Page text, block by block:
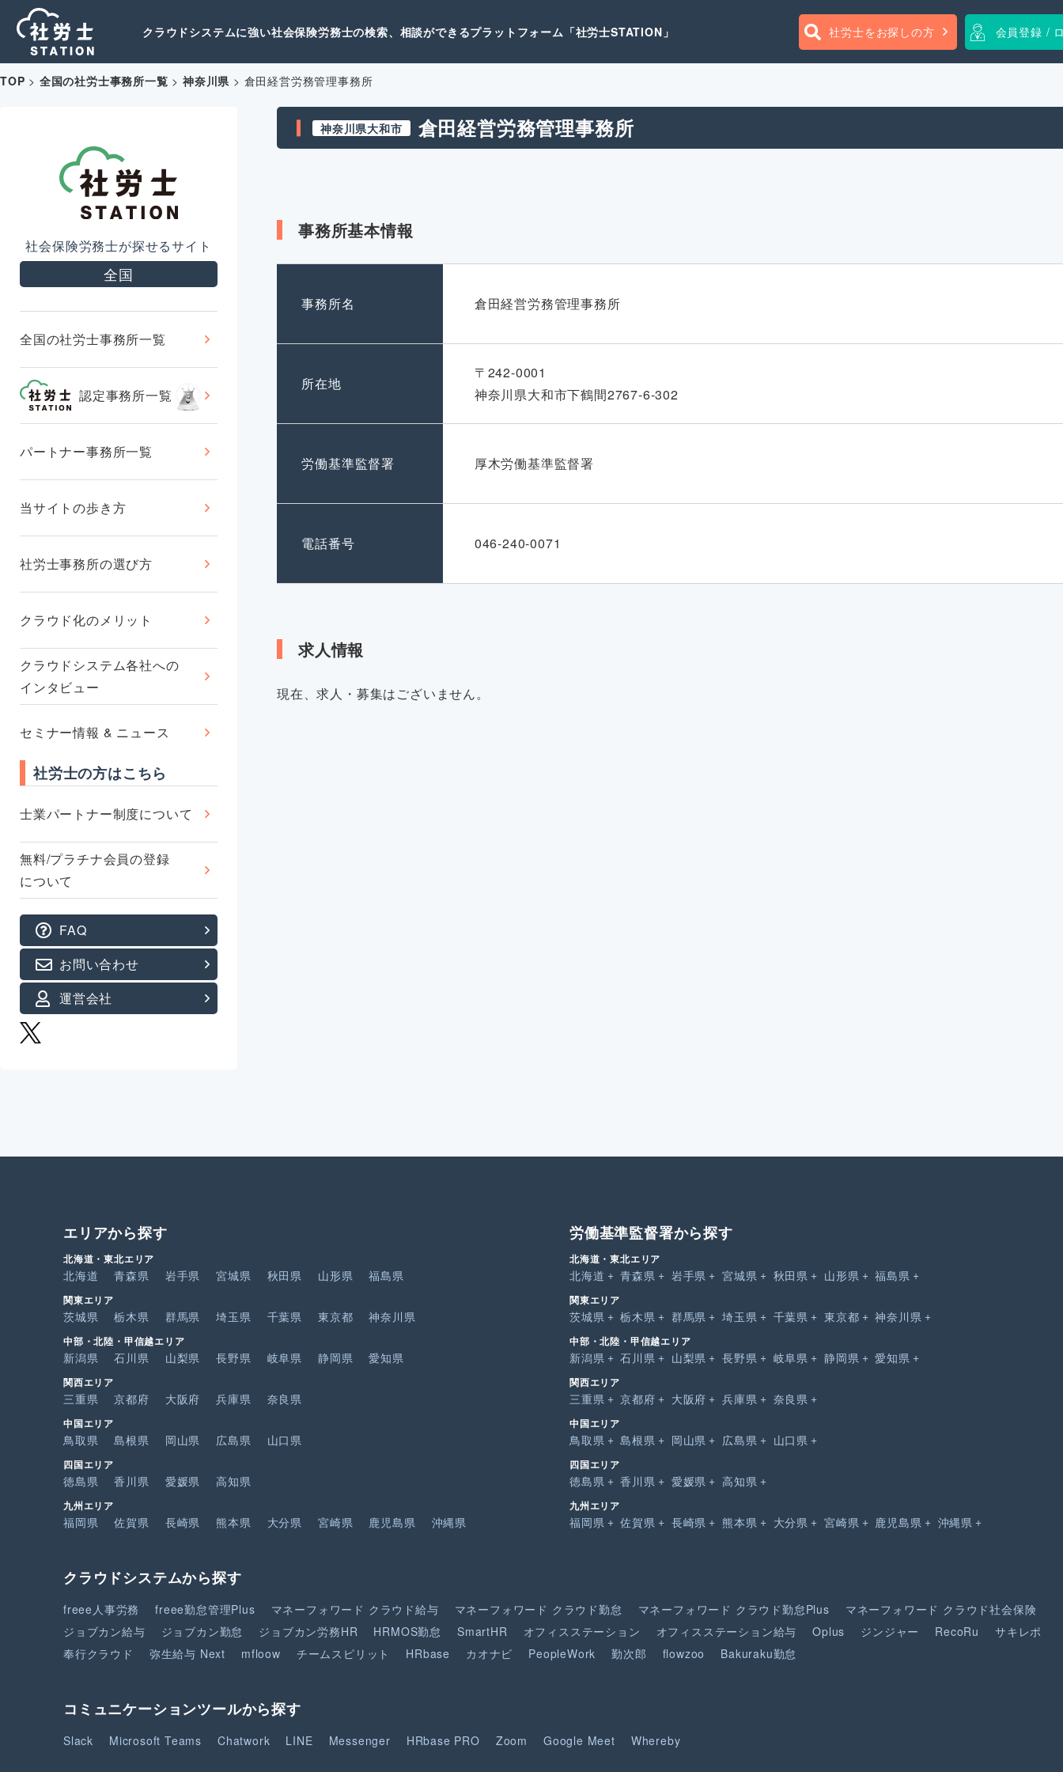
クラウドシステムに強い社会保険労務士の検索、相談ができるプラットフォーム「社労士STATION」 社労士をお探しの方 会員登録 /
TOP > 全国の社労士事務所一覧 >神奈川県 > 倉田経営労務管理事務所
社会保険労務士が探せるサイト
全国
全国の社労士事務所一覧
認定事務所一覧
パートナー事務所一覧
当サイトの歩き方
社労士事務所の選び方
クラウド化のメリット
クラウドシステム各社への
インタビュー
セミナー情報 & ニュース
社労士の方はこちら
士業パートナー制度について
無料/プラチナ会員の登録
について
FAQ
お問い合わせ
運営会社
神奈川県大和市 倉田経営労務管理事務所
事務所基本情報
事務所名 倉田経営労務管理事務所
所在地
〒242-0001
神奈川県大和市下鶴間2767-6-302
労働基準監督署 厚木労働基準監督署
電話番号 046-240-0071
求人情報
現在、求人・募集はございません。
エリアから探す
北海道・東北エリア
北海道 青森県 岩手県 宮城県 秋田県 山形県 福島県
関東エリア
茨城県 栃木県 群馬県 埼玉県 千葉県 東京都 神奈川県
中部・北陸・甲信越エリア
新潟県 石川県 山梨県 長野県 岐阜県 静岡県 愛知県
関西エリア
三重県 京都府 大阪府 兵庫県 奈良県
中国エリア
鳥取県 島根県 岡山県 広島県 山口県
四国エリア
徳島県 香川県 愛媛県 高知県
九州エリア
福岡県 佐賀県 長崎県 熊本県 大分県 宮崎県 鹿児島県 沖縄県
労働基準監督署から探す
北海道・東北エリア
北海道 青森県 岩手県 宮城県 秋田県 山形県 福島県
関東エリア
茨城県 栃木県 群馬県 埼玉県 千葉県 東京都 神奈川県
中部・北陸・甲信越エリア
新潟県 石川県 山梨県 長野県 岐阜県 静岡県 愛知県
関西エリア
三重県 京都府 大阪府 兵庫県 奈良県
中国エリア
鳥取県 島根県 岡山県 広島県 山口県
四国エリア
徳島県 香川県 愛媛県 高知県
九州エリア
福岡県 佐賀県 長崎県 熊本県 大分県 宮崎県 鹿児島県 沖縄県
クラウドシステムから探す
freee人事労務 freee勤怠管理Plus マネーフォワード クラウド給与 マネーフォワード クラウド勤怠 マネーフォワード クラウド勤怠Plus マネーフォワード クラウド社会保険
ジョブカン給与
ジョブカン勤怠 ジョブカン労務HR HRMOS勤怠 SmartHR オフィスステーション オフィスステーション給与 Oplus ジンジャー RecoRu
サキレポ
奉行クラウド
弥生給与 Next mfloow チームスピリット HRbase カオナビ PeopleWork 勤次郎 flowzoo Bakuraku勤怠
コミュニケーションツールから探す
Slack Microsoft Teams Chatwork LINE Messenger HRbase PRO Zoom Google Meet Whereby